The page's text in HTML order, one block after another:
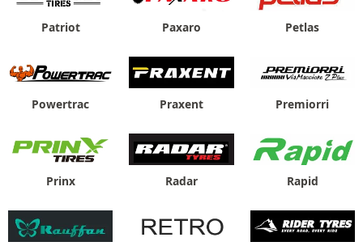
Patriot Paxaro Petlas
Powertrac Praxent Premiorri
Prinx Radar Rapid